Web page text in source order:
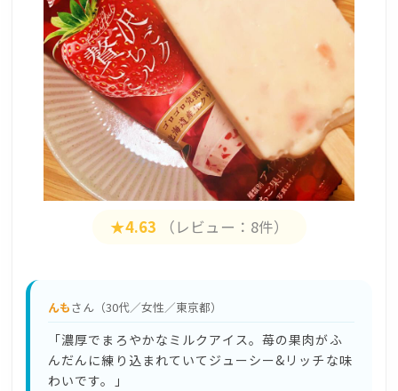
★4.63 （レビュー：8件）
んもさん（30代／女性／東京都）
「濃厚でまろやかなミルクアイス。苺の果肉がふ
んだんに練り込まれていてジューシー&リッチな味
わいです。」